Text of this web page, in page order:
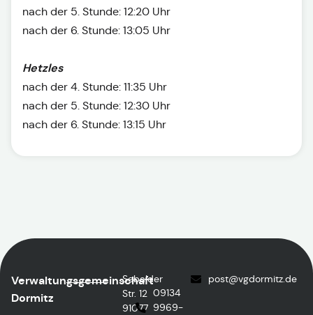
nach der 5. Stunde: 12:20 Uhr
nach der 6. Stunde: 13:05 Uhr
Hetzles
nach der 4. Stunde: 11:35 Uhr
nach der 5. Stunde: 12:30 Uhr
nach der 6. Stunde: 13:15 Uhr
Verwaltungsgemeinschaft
Dormitz
Sebalder
Str. 12
91077
09134
9969-
post@vgdormitz.de